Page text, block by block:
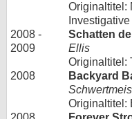
Originaltitel:
2008 -
2009
Schatten
Ellis
Originaltitel:
2008
Backyard
Originaltitel: